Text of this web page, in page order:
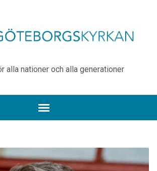
alla nationer och alla generationer